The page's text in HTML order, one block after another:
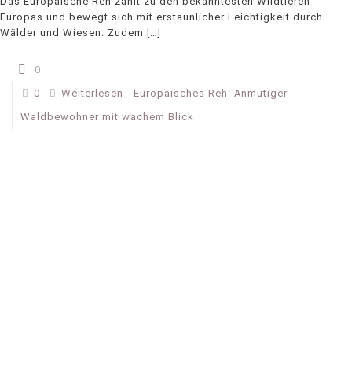
Europas und bewegt sich mit erstaunlicher Leichtigkeit durch
Wälder und Wiesen. Zudem
[…]
0
0
Weiterlesen - Europäisches Reh: Anmutiger
Waldbewohner mit wachem Blick